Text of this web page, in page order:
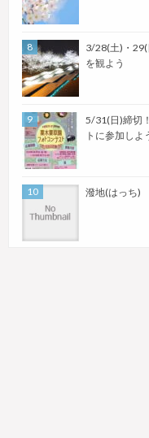
3/28(土)・
を観よう
5/31(日)締切
トに参加しよ
潑地(はっち)